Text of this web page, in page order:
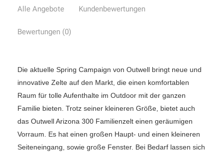
Alle Angebote Kundenbewertungen
Bewertungen (0)
Die aktuelle Spring Campaign von Outwell bringt neue und
innovative Zelte auf den Markt, die einen komfortablen
Raum für tolle Aufenthalte im Outdoor mit der ganzen
Familie bieten. Trotz seiner kleineren Größe, bietet auch
das Outwell Arizona 300 Familienzelt einen geräumigen
Vorraum. Es hat einen großen Haupt- und einen kleineren
Seiteneingang, sowie große Fenster. Bei Bedarf lassen sich